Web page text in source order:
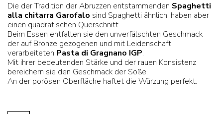
Die der Tradition der Abruzzen entstammenden Spaghetti
alla chitarra Garofalo sind Spaghetti ähnlich, haben aber
einen quadratischen Querschnitt.
Beim Essen entfalten sie den unverfälschten Geschmack
der auf Bronze gezogenen und mit Leidenschaft
verarbeiteten Pasta di Gragnano IGP.
Mit ihrer bedeutenden Stärke und der rauen Konsistenz
bereichern sie den Geschmack der Soße.
An der porösen Oberfläche haftet die Würzung perfekt.